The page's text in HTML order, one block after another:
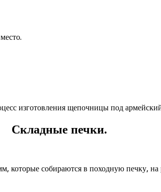
изготовления щепочницы под
Складные печки.
которые собираются в походную печку,